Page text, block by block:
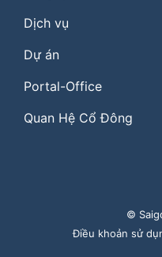
Dịch vụ
Dự án
Portal-Office
Quan Hệ Cổ Đông
©
Điều khoản sử